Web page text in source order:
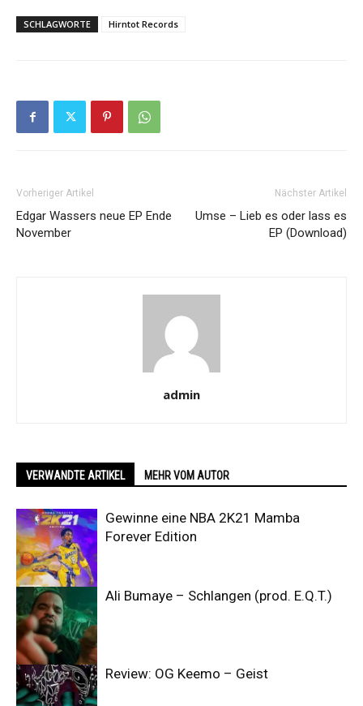
SCHLAGWORTE Hirntot Records
Vorheriger Artikel
Edgar Wassers neue EP Ende
November
Nächster Artikel
Umse – Lieb es oder lass es
EP (Download)
admin
VERWANDTE ARTIKEL MEHR VOM AUTOR
Gewinne eine NBA 2K21 Mamba
Forever Edition
Ali Bumaye – Schlangen (prod. E.Q.T.)
Review: OG Keemo – Geist